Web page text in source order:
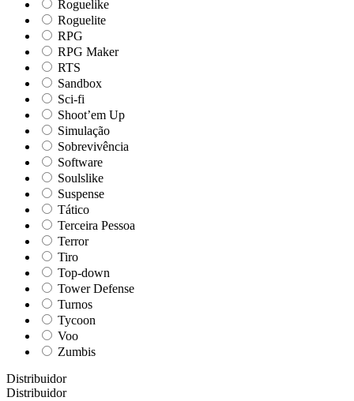
Roguelike
Roguelite
RPG
RPG Maker
RTS
Sandbox
Sci-fi
Shoot’em Up
Simulação
Sobrevivência
Software
Soulslike
Suspense
Tático
Terceira Pessoa
Terror
Tiro
Top-down
Tower Defense
Turnos
Tycoon
Voo
Zumbis
Distribuidor
Distribuidor